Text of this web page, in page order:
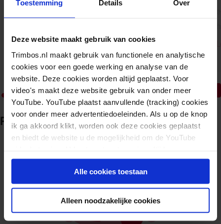
Toestemming Details Over
Deze website maakt gebruik van cookies
Trimbos.nl maakt gebruik van functionele en analytische
cookies voor een goede werking en analyse van de
website. Deze cookies worden altijd geplaatst. Voor
video's maakt deze website gebruik van onder meer
YouTube. YouTube plaatst aanvullende (tracking) cookies
voor onder meer advertentiedoeleinden. Als u op de knop
ik ga akkoord klikt, worden ook deze cookies geplaatst
en biedt de website u de mogelijkheid om de YouTube
intrekken.
Alle cookies toestaan
Alleen noodzakelijke cookies
Lees meer
Publieksinformatie